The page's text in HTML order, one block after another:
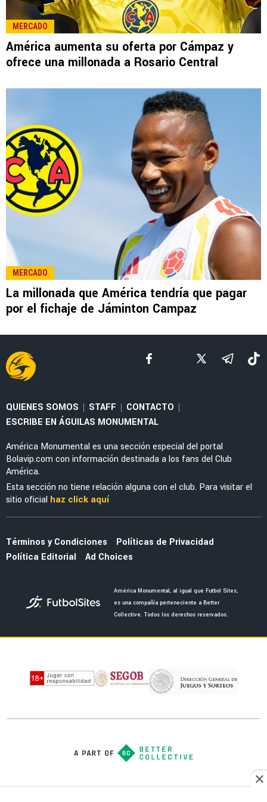
LEE TAMBIÉN
MERCADO
América buscará un cuarto refuerzo este
verano y ya se conoce en que posición
El once de lujo que planea Almada con todos
los refuerzos del América